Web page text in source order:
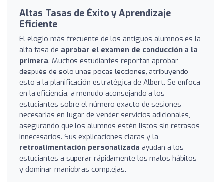
Altas Tasas de Éxito y Aprendizaje
Eficiente
El elogio más frecuente de los antiguos alumnos es la
alta tasa de aprobar el examen de conducción a la
primera. Muchos estudiantes reportan aprobar
después de solo unas pocas lecciones, atribuyendo
esto a la planificación estratégica de Albert. Se enfoca
en la eficiencia, a menudo aconsejando a los
estudiantes sobre el número exacto de sesiones
necesarias en lugar de vender servicios adicionales,
asegurando que los alumnos estén listos sin retrasos
innecesarios. Sus explicaciones claras y la
retroalimentación personalizada ayudan a los
estudiantes a superar rápidamente los malos hábitos
y dominar maniobras complejas.